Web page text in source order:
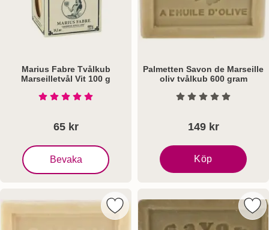
Marius Fabre Tvålkub
Marseilletvål Vit 100 g
Art. nr 1075 Betyg: 5 Stjärnor av 5
65 kr
Bevaka
, Marius Fabre Tvålkub Marseilletvål Vit 100 g
Palmetten Savon de Marseille
oliv tvålkub 600 gram
Art. nr 5577 Betyg: 0 Stjärnor
149 kr
Köp
Palmetten Savon de
Markera palmetten Savon de